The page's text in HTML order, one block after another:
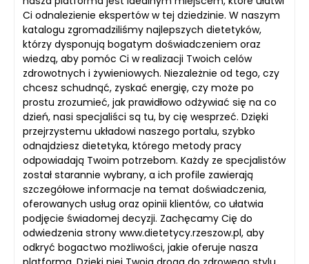
Ci odnalezienie ekspertów w tej dziedzinie. W naszym
katalogu zgromadziliśmy najlepszych dietetyków,
którzy dysponują bogatym doświadczeniem oraz
wiedzą, aby pomóc Ci w realizacji Twoich celów
zdrowotnych i żywieniowych. Niezależnie od tego, czy
chcesz schudnąć, zyskać energię, czy może po
prostu zrozumieć, jak prawidłowo odżywiać się na co
dzień, nasi specjaliści są tu, by cię wesprzeć. Dzięki
przejrzystemu układowi naszego portalu, szybko
odnajdziesz dietetyka, którego metody pracy
odpowiadają Twoim potrzebom. Każdy ze specjalistów
został starannie wybrany, a ich profile zawierają
szczegółowe informacje na temat doświadczenia,
oferowanych usług oraz opinii klientów, co ułatwia
podjęcie świadomej decyzji. Zachęcamy Cię do
odwiedzenia strony www.dietetycy.rzeszow.pl, aby
odkryć bogactwo możliwości, jakie oferuje nasza